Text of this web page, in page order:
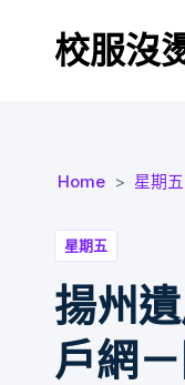
校服沒
Home 星期五
星期五
揚州
戶網